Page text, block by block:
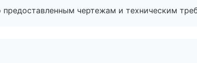
чертежам и техническим